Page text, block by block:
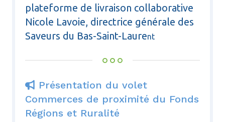
plateforme de livraison collaborative
Nicole Lavoie, directrice générale des
Saveurs du Bas-Saint-Laurent
 Présentation du volet
Commerces de proximité du Fonds
Régions et Ruralité